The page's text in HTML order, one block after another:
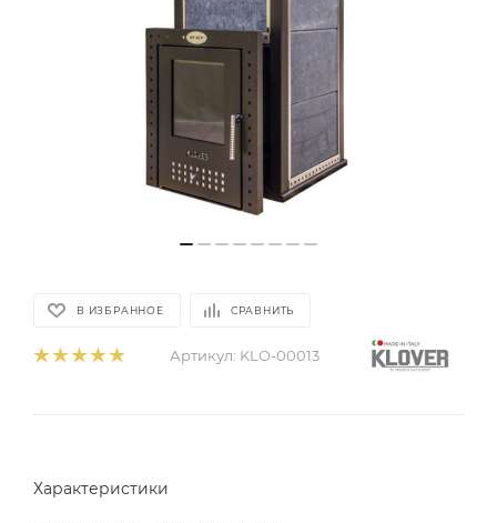
В ИЗБРАННОЕ СРАВНИТЬ
Артикул: KLO-00013
Характеристики